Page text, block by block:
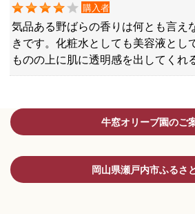
購入者
気品ある野ばらの香りは何とも言え
きです。化粧水としても美容液とし
ものの上に肌に透明感を出してくれ
牛窓オリーブ園のご
岡山県瀬戸内市ふるさ